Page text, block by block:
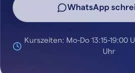
WhatsApp
Kurszeiten: Mo-Do 13:15-19:00
Uhr